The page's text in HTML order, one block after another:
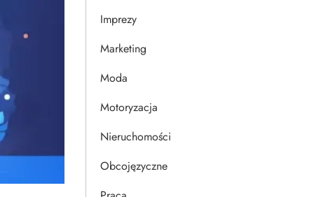
Imprezy
Marketing
Moda
Motoryzacja
Nieruchomości
Obcojęzyczne